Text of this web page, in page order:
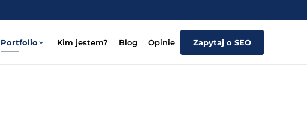
Portfolio Kim jestem? Blog Opinie Zapytaj o SEO